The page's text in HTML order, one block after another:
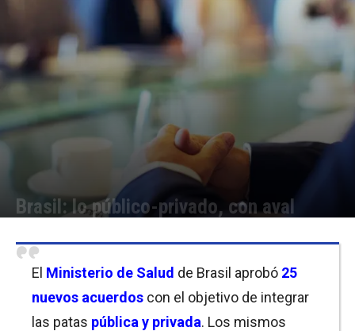
Brasil: lo público-privado, con aval
El Ministerio de Salud de Brasil aprobó 25
nuevos acuerdos con el objetivo de integrar
las patas pública y privada. Los mismos